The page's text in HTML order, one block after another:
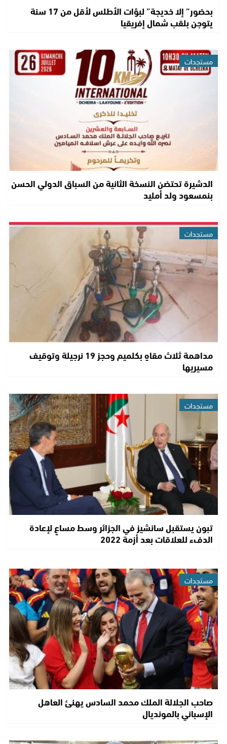
بحضور” إلا خديجة” لبؤات الأطلس لأقل من 17 سنة
يتوجن بلقب شمال إفريقيا
مستجدات
الدشيرة تحتضن النسخة الثانية من السباق الدولي الحسن
بنمسعود ولد أمليد
مستجدات
مداهمة ثلاث مقاهٍ بكلميم وحجز 19 نرجيلة وتوقيف
مسيريها
مستجدات
تبون يستقبل سانشيز في الجزائر وسط مساعٍ لإعادة
الدفء للعلاقات بعد أزمة 2022
مستجدات
صاحب الجلالة الملك محمد السادس يهنئ العاهل
الإسباني بالمونديال